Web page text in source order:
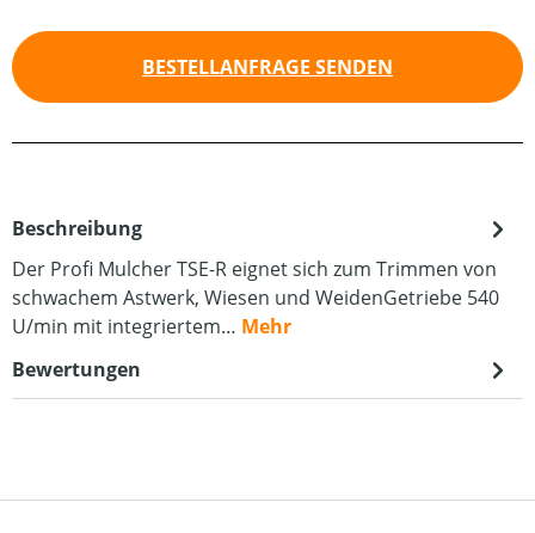
BESTELLANFRAGE SENDEN
Beschreibung
Der Profi Mulcher TSE-R eignet sich zum Trimmen von
schwachem Astwerk, Wiesen und WeidenGetriebe 540
U/min mit integriertem… Mehr
Bewertungen